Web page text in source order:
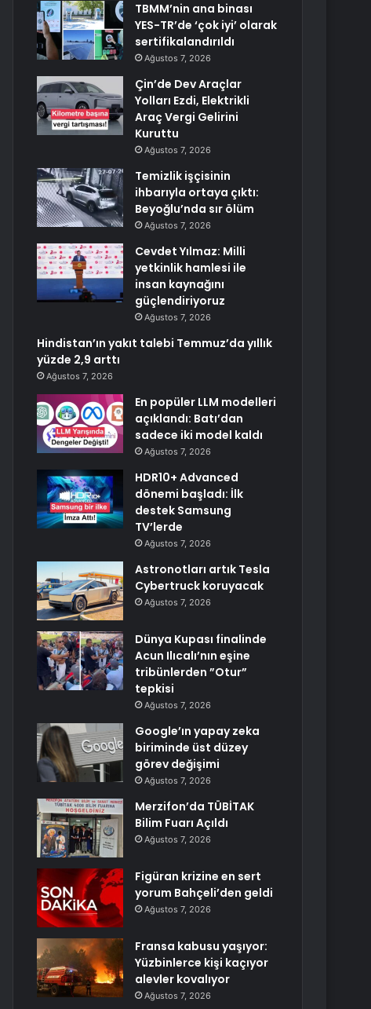
TBMM’nin ana binası
YES-TR’de ‘çok iyi’ olarak
sertifikalandırıldı
Ağustos 7, 2026
Çin’de Dev Araçlar
Yolları Ezdi, Elektrikli
Araç Vergi Gelirini
Kuruttu
Ağustos 7, 2026
Temizlik işçisinin
ihbarıyla ortaya çıktı:
Beyoğlu’nda sır ölüm
Ağustos 7, 2026
Cevdet Yılmaz: Milli
yetkinlik hamlesi ile
insan kaynağını
güçlendiriyoruz
Ağustos 7, 2026
Hindistan’ın yakıt talebi Temmuz’da yıllık
yüzde 2,9 arttı
Ağustos 7, 2026
En popüler LLM modelleri
açıklandı: Batı’dan
sadece iki model kaldı
Ağustos 7, 2026
HDR10+ Advanced
dönemi başladı: İlk
destek Samsung
TV’lerde
Ağustos 7, 2026
Astronotları artık Tesla
Cybertruck koruyacak
Ağustos 7, 2026
Dünya Kupası finalinde
Acun Ilıcalı’nın eşine
tribünlerden ”Otur”
tepkisi
Ağustos 7, 2026
Google’ın yapay zeka
biriminde üst düzey
görev değişimi
Ağustos 7, 2026
Merzifon’da TÜBİTAK
Bilim Fuarı Açıldı
Ağustos 7, 2026
Figüran krizine en sert
yorum Bahçeli’den geldi
Ağustos 7, 2026
Fransa kabusu yaşıyor:
Yüzbinlerce kişi kaçıyor
alevler kovalıyor
Ağustos 7, 2026